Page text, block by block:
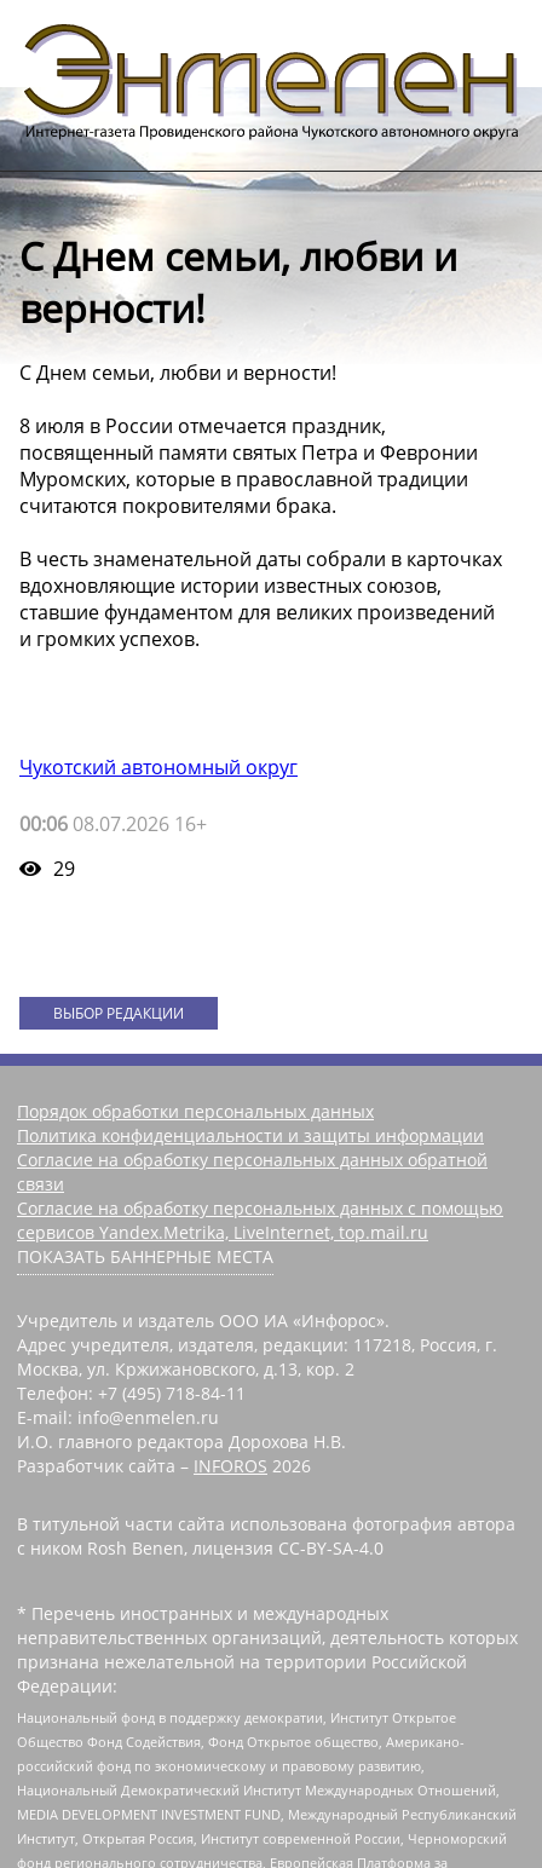
С Днем семьи, любви и
верности!
С Днем семьи, любви и верности!
8 июля в России отмечается праздник,
посвященный памяти святых Петра и Февронии
Муромских, которые в православной традиции
считаются покровителями брака.
В честь знаменательной даты собрали в карточках
вдохновляющие истории известных союзов,
ставшие фундаментом для великих произведений
и громких успехов.
Чукотский автономный округ
00:06 08.07.2026 16+
29
ВЫБОР РЕДАКЦИИ
Порядок обработки персональных данных
Политика конфиденциальности и защиты информации
Согласие на обработку персональных данных обратной
связи
Согласие на обработку персональных данных с помощью
сервисов Yandex.Metrika, LiveInternet, top.mail.ru
ПОКАЗАТЬ БАННЕРНЫЕ МЕСТА
Учредитель и издатель ООО ИА «Инфорос».
Адрес учредителя, издателя, редакции: 117218, Россия, г.
Москва, ул. Кржижановского, д.13, кор. 2
Телефон: +7 (495) 718-84-11
E-mail: info@enmelen.ru
И.О. главного редактора Дорохова Н.В.
Разработчик сайта – INFOROS 2026
В титульной части сайта использована фотография автора
с ником Rosh Benen, лицензия CC-BY-SA-4.0
* Перечень иностранных и международных
неправительственных организаций, деятельность которых
признана нежелательной на территории Российской
Федерации:
Национальный фонд в поддержку демократии, Институт Открытое
Общество Фонд Содействия, Фонд Открытое общество, Американо-
российский фонд по экономическому и правовому развитию,
Национальный Демократический Институт Международных Отношений,
MEDIA DEVELOPMENT INVESTMENT FUND, Международный Республиканский
Институт, Открытая Россия, Институт современной России, Черноморский
фонд регионального сотрудничества, Европейская Платформа за